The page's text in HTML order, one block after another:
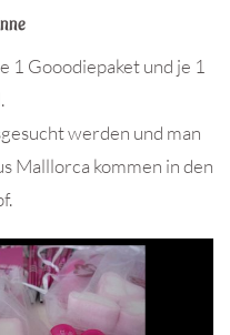
1 Gooodiepaket und je 1
werden und man
Malllorca kommen in den